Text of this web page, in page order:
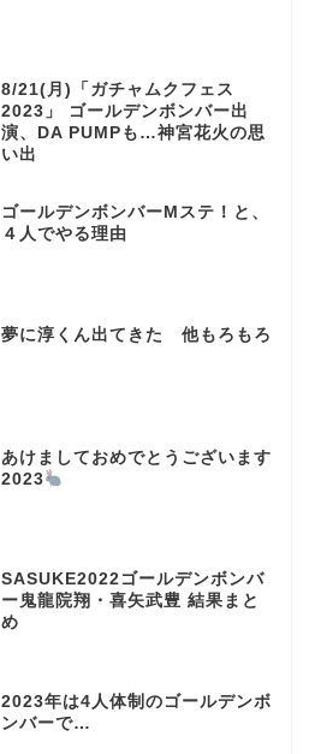
8/21(月)「ガチャムクフェス
2023」 ゴールデンボンバー出
演、DA PUMPも…神宮花火の思
い出
ゴールデンボンバーMステ！と、
４人でやる理由
夢に淳くん出てきた 他もろもろ
あけましておめでとうございます
2023
SASUKE2022ゴールデンボンバ
ー鬼龍院翔・喜矢武豊 結果まと
め
2023年は4人体制のゴールデンボ
ンバーで…